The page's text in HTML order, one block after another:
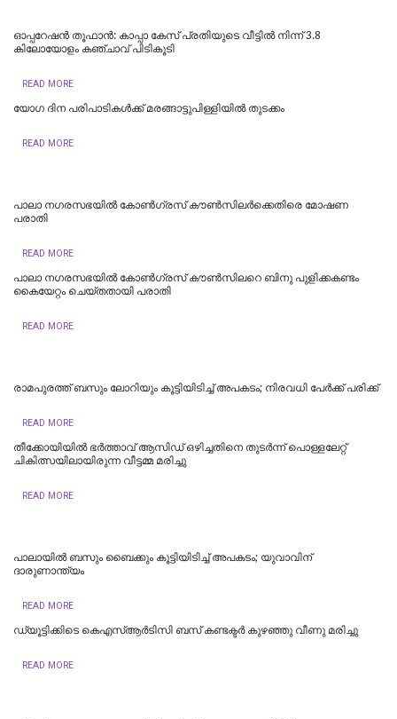
ഓപ്പറേഷൻ തൂഫാൻ: കാപ്പാ കേസ് പ്രതിയുടെ വീട്ടിൽ നിന്ന് 3.8
കിലോയോളം കഞ്ചാവ് പിടികൂടി
READ MORE
യോഗ ദിന പരിപാടികള്‍ക്ക് മരങ്ങാട്ടുപിള്ളിയില്‍ തുടക്കം
READ MORE
പാലാ നഗരസഭയിൽ കോൺഗ്രസ് കൗൺസിലർക്കെതിരെ മോഷണ
പരാതി
READ MORE
പാലാ നഗരസഭയില്‍ കോൺഗ്രസ് കൗൺസിലറെ ബിനു പുളിക്കകണ്ടം
കൈയേറ്റം ചെയ്തതായി പരാതി
READ MORE
രാമപുരത്ത് ബസും ലോറിയും കൂട്ടിയിടിച്ച് അപകടം; നിരവധി പേർക്ക് പരിക്ക്
READ MORE
തീക്കോയിയിൽ ഭർത്താവ് ആസിഡ് ഒഴിച്ചതിനെ തുടർന്ന് പൊള്ളലേറ്റ്
ചികിത്സയിലായിരുന്ന വീട്ടമ്മ മരിച്ചു
READ MORE
പാലായില്‍ ബസും ബൈക്കും കൂട്ടിയിടിച്ച് അപകടം; യുവാവിന്
ദാരുണാന്ത്യം
READ MORE
ഡ്യൂട്ടിക്കിടെ കെഎസ്ആര്‍ടിസി ബസ് കണ്ടക്ടര്‍ കുഴഞ്ഞു വീണു മരിച്ചു
READ MORE